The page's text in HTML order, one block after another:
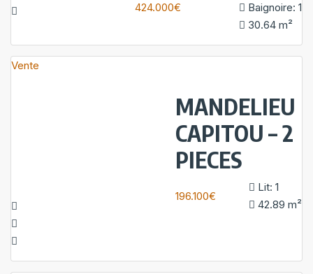
424.000€
Baignoire: 1
30.64 m²
Vente
MANDELIEU
CAPITOU – 2
PIECES
196.100€
Lit: 1
42.89 m²